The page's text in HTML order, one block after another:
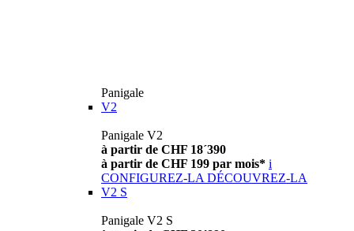
Panigale
V2
Panigale V2
à partir de CHF 18´390
à partir de CHF 199 par mois* i
CONFIGUREZ-LA DÉCOUVREZ-LA
V2 S
Panigale V2 S